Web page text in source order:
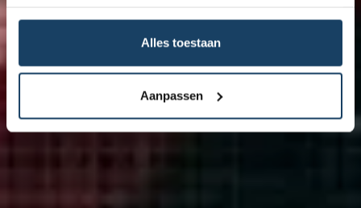
Alles toestaan
Aanpassen